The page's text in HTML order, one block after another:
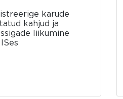
karude
kahjud ja
liikumine